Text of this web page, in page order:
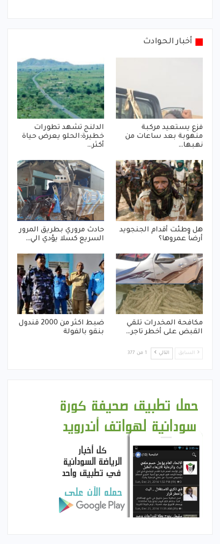
أخبار الحوادث
فزع يستعيد مركبة
منهوبة بعد ساعات من
نهبها…
الدلنج تشهد تطورات
خطيرة:الحلو يعرض حياة
أكثر…
هل وطئت أقدام الجنجويد
أرضاً عمروها؟
حادث مروري بطريق المرور
السريع كسلا يؤدي الي…
مكافحة المخدرات تلقي
القبض على أخطر تاجر…
ضبط اكثر من 2000 قندول
بنقو بالفولة
السابق التالي 1 من 377